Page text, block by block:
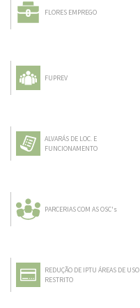
FLORES EMPREGO
FUPREV
ALVARÁS DE LOC. E
FUNCIONAMENTO
PARCERIAS COM AS OSC's
REDUÇÃO DE IPTU ÁREAS DE USO
RESTRITO